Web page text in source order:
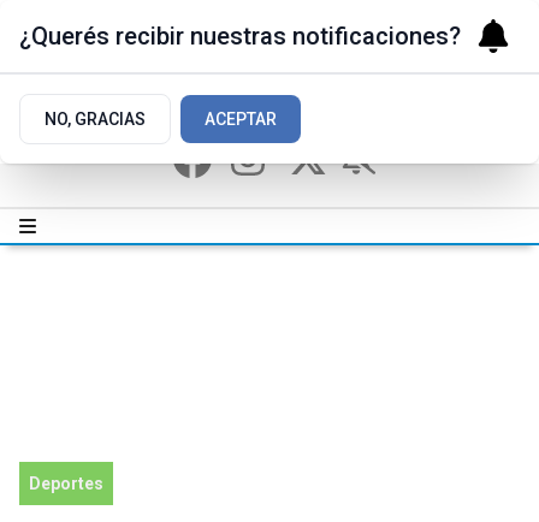
Deportes
¿Querés recibir nuestras notificaciones?
NO, GRACIAS ACEPTAR